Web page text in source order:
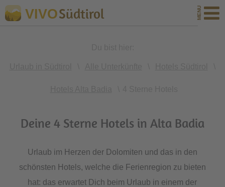
VIVOSüdtirol
Deine 4 Sterne Hotels in Alta Badia
Urlaub im Herzen der Dolomiten und das in den
schönsten Hotels, welche die Ferienregion zu bieten
hat: das erwartet Dich beim Urlaub in einem der